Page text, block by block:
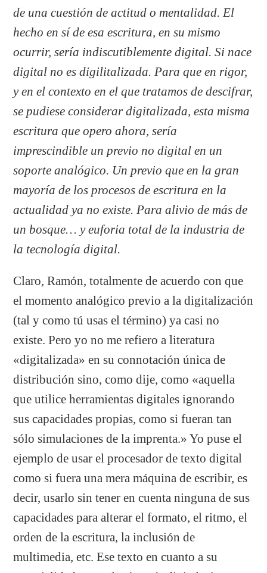
de una cuestión de actitud o mentalidad. El
hecho en sí de esa escritura, en su mismo
ocurrir, sería indiscutiblemente digital. Si nace
digital no es digilitalizada. Para que en rigor,
y en el contexto en el que tratamos de descifrar,
se pudiese considerar digitalizada, esta misma
escritura que opero ahora, sería
imprescindible un previo no digital en un
soporte analógico. Un previo que en la gran
mayoría de los procesos de escritura en la
actualidad ya no existe. Para alivio de más de
un bosque… y euforia total de la industria de
la tecnología digital.
Claro, Ramón, totalmente de acuerdo con que
el momento analógico previo a la digitalización
(tal y como tú usas el término) ya casi no
existe. Pero yo no me refiero a literatura
«digitalizada» en su connotación única de
distribución sino, como dije, como «aquella
que utilice herramientas digitales ignorando
sus capacidades propias, como si fueran tan
sólo simulaciones de la imprenta.» Yo puse el
ejemplo de usar el procesador de texto digital
como si fuera una mera máquina de escribir, es
decir, usarlo sin tener en cuenta ninguna de sus
capacidades para alterar el formato, el ritmo, el
orden de la escritura, la inclusión de
multimedia, etc. Ese texto en cuanto a su